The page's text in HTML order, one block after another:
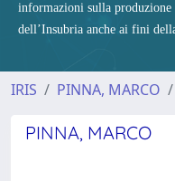
informazioni sulla
dell’Insubria anche ai fini
IRIS PINNA, MARCO
PINNA, MARCO